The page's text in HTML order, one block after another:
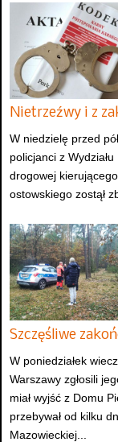
Nietrzeźwy i z
W niedzielę przed
policjanci z
drogowej
ostowskiego zostął
Szczęśliwe
W poniedziałek
Warszawy zgłosili
miał wyjść z Domu
przebywał od kilku
Mazowieckiej...